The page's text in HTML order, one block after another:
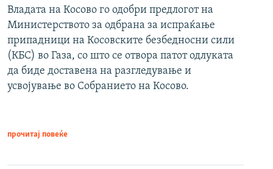
Владата на Косово го одобри предлогот на
Министерството за одбрана за испраќање
припадници на Косовските безбедносни сили
(КБС) во Газа, со што се отвора патот одлуката
да биде доставена на разгледување и
усвојување во Собранието на Косово.
прочитај повеќе